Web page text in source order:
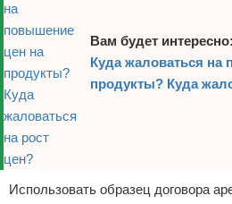
Вам будет интересно:
Куда жаловаться на
продукты? Куда
Использовать образец договора